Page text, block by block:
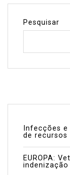
Pesquisar
Infecções
de recursos
EUROPA: